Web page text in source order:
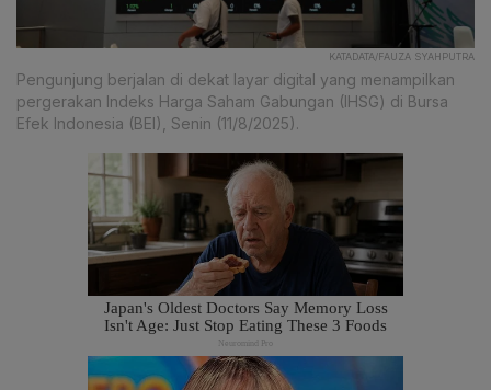
KATADATA/FAUZA SYAHPUTRA
Pengunjung berjalan di dekat layar digital yang menampilkan
pergerakan Indeks Harga Saham Gabungan (IHSG) di Bursa
Efek Indonesia (BEI), Senin (11/8/2025).